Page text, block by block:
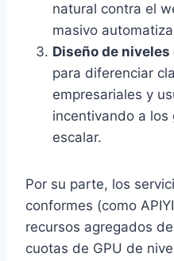
natural contra el
masivo
Diseño de niveles
para diferenciar
empresariales y
incentivando a los
escalar.
Por su parte, los
conformes (como
recursos agregados
cuotas de GPU de